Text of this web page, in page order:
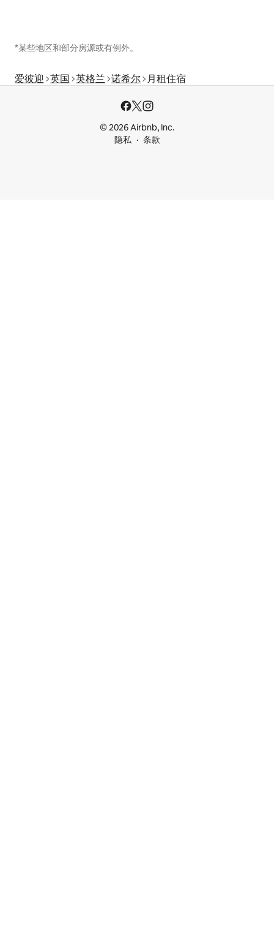
*某些地区和部分房源或有例外。
爱彼迎 英国 英格兰 诺希尔 月租住宿
© 2026 Airbnb, Inc.
隐私
条款